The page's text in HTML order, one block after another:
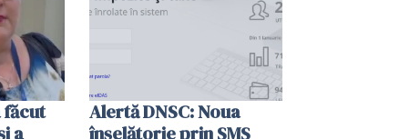
făcut
a
Alertă DNSC: Noua
înșelătorie prin SMS